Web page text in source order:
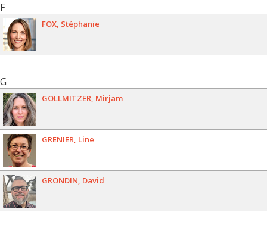
F
FOX Stéphanie
G
GOLLMITZER Mirjam
GRENIER Line
GRONDIN David